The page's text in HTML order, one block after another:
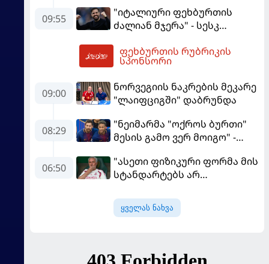
09:55
"იტალიური ფეხბურთის
ძალიან მჯერა" - სესკ
ფეხბურთის რუბრიკის
სპონსორი
09:00
ნორვეგიის ნაკრების მეკარე
"ლაიფციგში" დაბრუნდა
08:29
"ნეიმარმა "ოქროს ბურთი"
მესის გამო ვერ მოიგო" -
აგენტი
06:50
"ასეთი ფიზიკური ფორმა მის
სტანდარტებს არ
"რეალის" ახალწვეული
გააკრიტიკა
ყველას ნახვა